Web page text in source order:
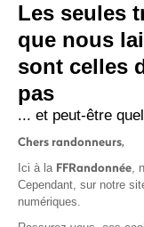
Les seules
que nous
sont celles
pas
... et peut-être
Chers randonneurs,
Ici à la FFRandonnée,
Cependant, sur notre
numériques.